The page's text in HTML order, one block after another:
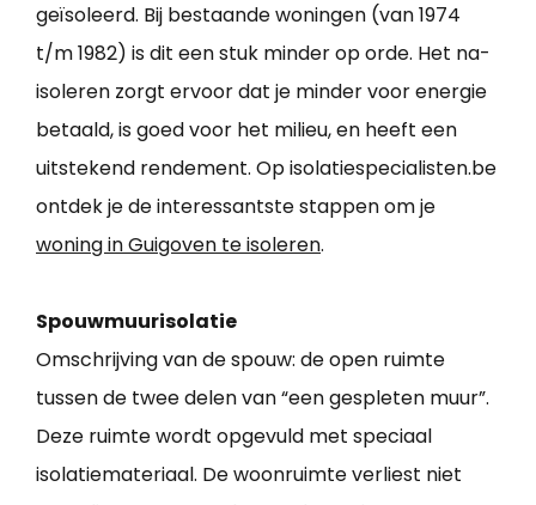
geïsoleerd. Bij bestaande woningen (van 1974
t/m 1982) is dit een stuk minder op orde. Het na-
isoleren zorgt ervoor dat je minder voor energie
betaald, is goed voor het milieu, en heeft een
uitstekend rendement. Op isolatiespecialisten.be
ontdek je de interessantste stappen om je
woning in Guigoven te isoleren.
Spouwmuurisolatie
Omschrijving van de spouw: de open ruimte
tussen de twee delen van “een gespleten muur”.
Deze ruimte wordt opgevuld met speciaal
isolatiemateriaal. De woonruimte verliest niet